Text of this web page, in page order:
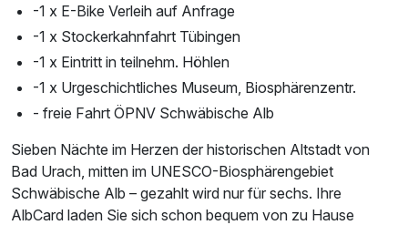
-1 x E-Bike Verleih auf Anfrage
-1 x Stockerkahnfahrt Tübingen
-1 x Eintritt in teilnehm. Höhlen
-1 x Urgeschichtliches Museum, Biosphärenzentr.
- freie Fahrt ÖPNV Schwäbische Alb
Sieben Nächte im Herzen der historischen Altstadt von
Bad Urach, mitten im UNESCO-Biosphärengebiet
Schwäbische Alb – gezahlt wird nur für sechs. Ihre
AlbCard laden Sie sich schon bequem von zu Hause